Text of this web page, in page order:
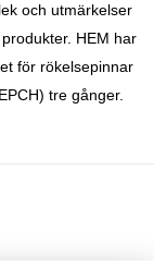
och utmärkelser
HEM har
för rökelsepinnar
tre gånger.